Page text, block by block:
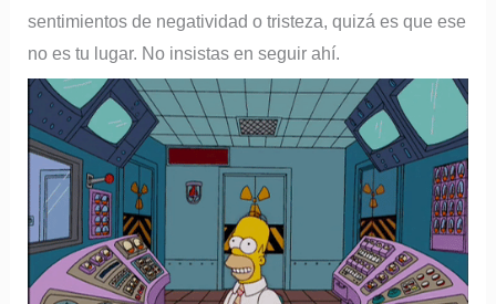
sentimientos de negatividad o tristeza, quizá es que ese
no es tu lugar. No insistas en seguir ahí.